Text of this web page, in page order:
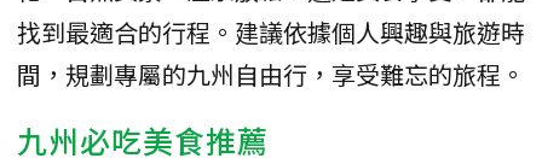
找到最適合的行程。建議依據個人興趣與旅遊時
間，規劃專屬的九州自由行，享受難忘的旅程。
九州必吃美食推薦